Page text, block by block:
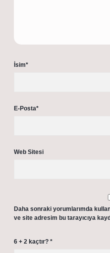
İsim*
E-Posta*
Web Sitesi
Daha sonraki yorumlarımda
ve site adresim bu tarayıcıya
6 + 2 kaçtır? *